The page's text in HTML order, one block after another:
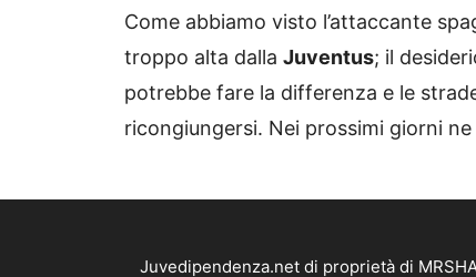
Come abbiamo visto l’attaccante
troppo alta dalla Juventus; il
potrebbe fare la differenza e le
ricongiungersi. Nei prossimi giorni
Juvedipendenza.net di proprietà di